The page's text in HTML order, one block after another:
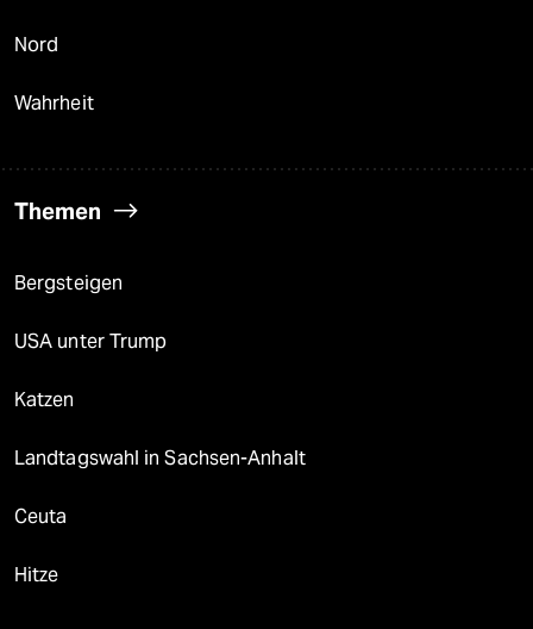
Nord
Wahrheit
Themen
Bergsteigen
USA unter Trump
Katzen
Landtagswahl in Sachsen-Anhalt
Ceuta
Hitze